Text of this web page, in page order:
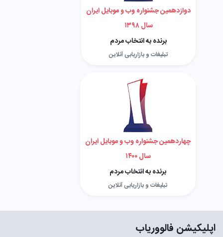
دوازدهمین جشنواره وب و موبایل ایران
سال ۱۳۹۸
برنده به انتخاب مردم
تبلیغات و بازاریابی آنلاین
چهاردهمین جشنواره وب و موبایل ایران
سال ۱۴۰۰
برنده به انتخاب مردم
تبلیغات و بازاریابی آنلاین
اپلیکیشن فالووریاب